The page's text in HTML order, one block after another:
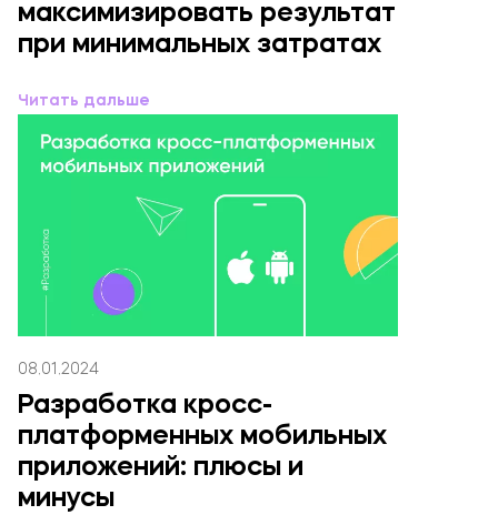
максимизировать результат
при минимальных затратах
Читать дальше
08.01.2024
Разработка кросс-
платформенных мобильных
приложений: плюсы и
минусы